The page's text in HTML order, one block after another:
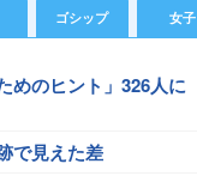
ゴシップ 女子
めのヒント」326人に
で見えた差